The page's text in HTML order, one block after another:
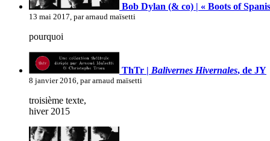
Bob Dylan (& co) | « Boots of
13 mai 2017, par arnaud maïsetti
pourquoi
ThTr | Balivernes Hivernales, de JY
8 janvier 2016, par arnaud maïsetti
troisième texte,
hiver 2015